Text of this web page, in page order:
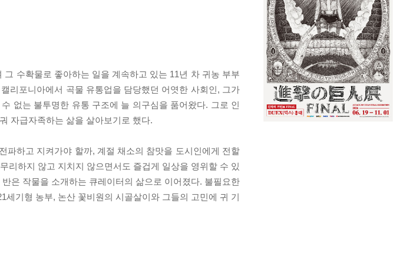
수확물로 좋아하는 일을 계속하고 있는 11년 차 귀농 부부
리포니아에서 곡물 유통업을 담당했던 어엿한 사회인, 그가
없는 불투명한 유통 구조에 늘 의구심을 품어왔다. 그로 인
자급자족하는 삶을 살아보기로 했다.
파하고 지켜가야 할까, 계절 채소의 참맛을 도시인에게 전할
리하지 않고 지치지 않으면서도 즐겁게 일상을 영위할 수 있
은 작물을 소개하는 큐레이터의 삶으로 이어졌다. 불필요한
기형 농부, 논산 꽃비원의 시골살이와 그들의 고민에 귀 기